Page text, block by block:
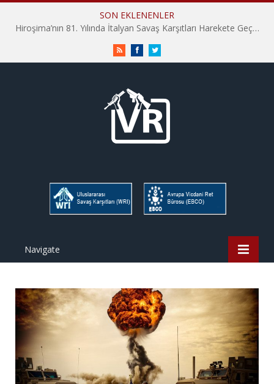
SON EKLENENLER
Hiroşima’nın 81. Yılında İtalyan Savaş Karşıtları Harekete Geçti: “Hatırlamak yeterli değil”
RSS FacebookTwitter
Navigate